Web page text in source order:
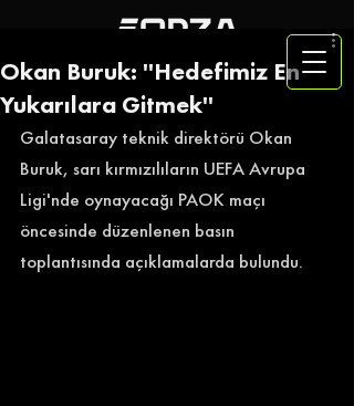
Okan Buruk: ''Hedefimiz En
Yukarılara Gitmek''
Galatasaray teknik direktörü Okan
Buruk, sarı kırmızılıların UEFA Avrupa
Ligi'nde oynayacağı PAOK maçı
öncesinde düzenlenen basın
toplantısında açıklamalarda bulundu.